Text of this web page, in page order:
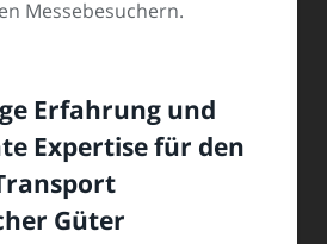
Messebesuchern.
Erfahrung und
Expertise für den
Güter